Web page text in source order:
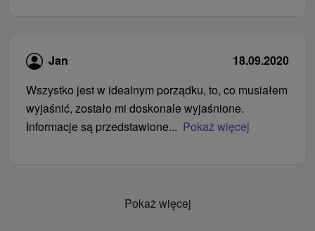
Jan
18.09.2020
Wszystko jest w idealnym porządku, to, co musiałem
wyjaśnić, zostało mi doskonale wyjaśnione.
Informacje są przedstawione... Pokaż więcej
Pokaż więcej